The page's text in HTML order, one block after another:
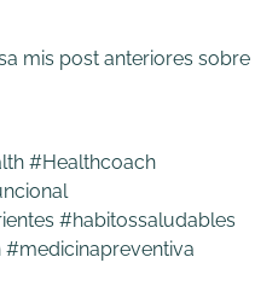
mis post anteriores sobre
#Healthcoach
#habitossaludables